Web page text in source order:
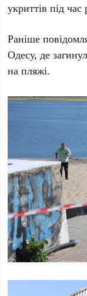
укриттів під час
Раніше
Одесу, де
на пляжі.